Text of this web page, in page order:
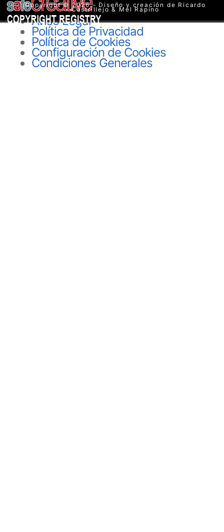
Copyright © 2026 – Diseño y creación de Ricardo
Castrillejo & Mel Rapino
Aviso Legal
Política de Privacidad
Política de Cookies
Configuración de Cookies
Condiciones Generales